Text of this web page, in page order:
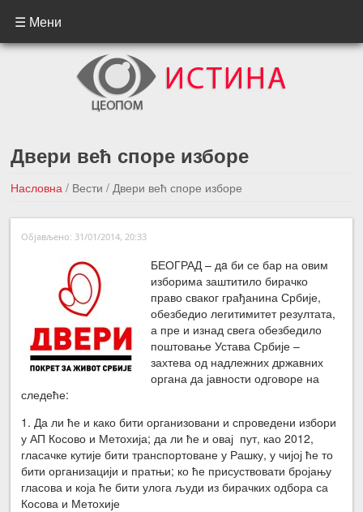
☰ Мени
Двери већ споре изборе
Насловна / Вести/ Двери већ споре изборе
←Претходна вест
Следећа вест →
Објављено: 31/01/2014, 20:33
БЕОГРАД – дa би се бар на овим
изборима заштитило бирачко
право сваког грађанина Србије,
обезбедио легитимитет резултата,
а пре и изнад свега обезбедило
поштовање Устава Србије –
захтева од надлежних државних
органа да јавности одговоре на
следеће:
1. Да ли ће и како бити организовани и спроведени избори
у АП Косово и Метохија; да ли ће и овај пут, као 2012,
гласачке кутије бити транспортоване у Рашку, у чијој ће то
бити организацији и пратњи; ко ће присуствовати бројању
гласова и која ће бити улога људи из бирачких одбора са
Косова и Метохије